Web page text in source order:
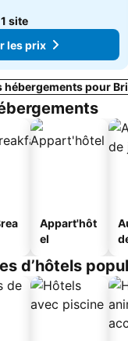
1 site
les prix
hébergements pour
Appart'hôt
el
d’hôtels